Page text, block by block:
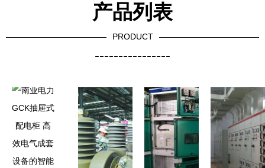
产品列表
PRODUCT
----------------